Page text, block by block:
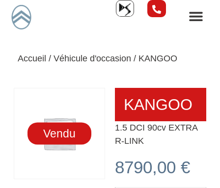
Accueil / Véhicule d'occasion / KANGOO
Vendu
KANGOO
1.5 DCI 90cv EXTRA
R-LINK
8790,00 €